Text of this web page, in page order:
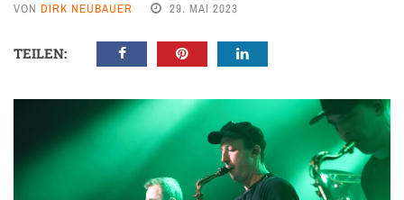
VON DIRK NEUBAUER 29. MAI 2023
TEILEN: